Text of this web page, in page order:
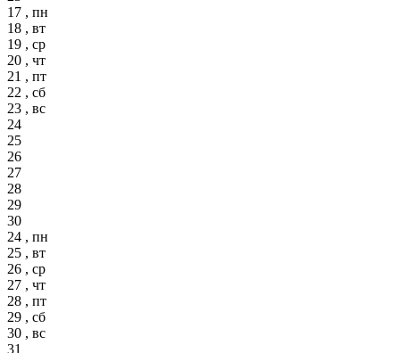
17 , пн
18 , вт
19 , ср
20 , чт
21 , пт
22 , сб
23 , вс
24
25
26
27
28
29
30
24 , пн
25 , вт
26 , ср
27 , чт
28 , пт
29 , сб
30 , вс
31